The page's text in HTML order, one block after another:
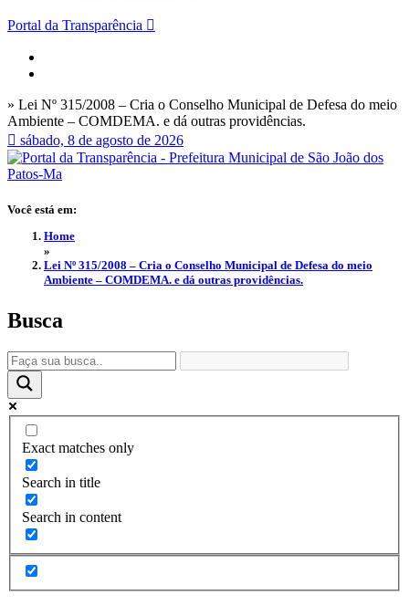
Portal da Transparência
» Lei Nº 315/2008 – Cria o Conselho Municipal de Defesa do meio
Ambiente – COMDEMA. e dá outras providências.
sábado, 8 de agosto de 2026
Você está em:
Home
»
Lei Nº 315/2008 – Cria o Conselho Municipal de Defesa do meio
Ambiente – COMDEMA. e dá outras providências.
Busca
Exact matches only
Search in title
Search in content